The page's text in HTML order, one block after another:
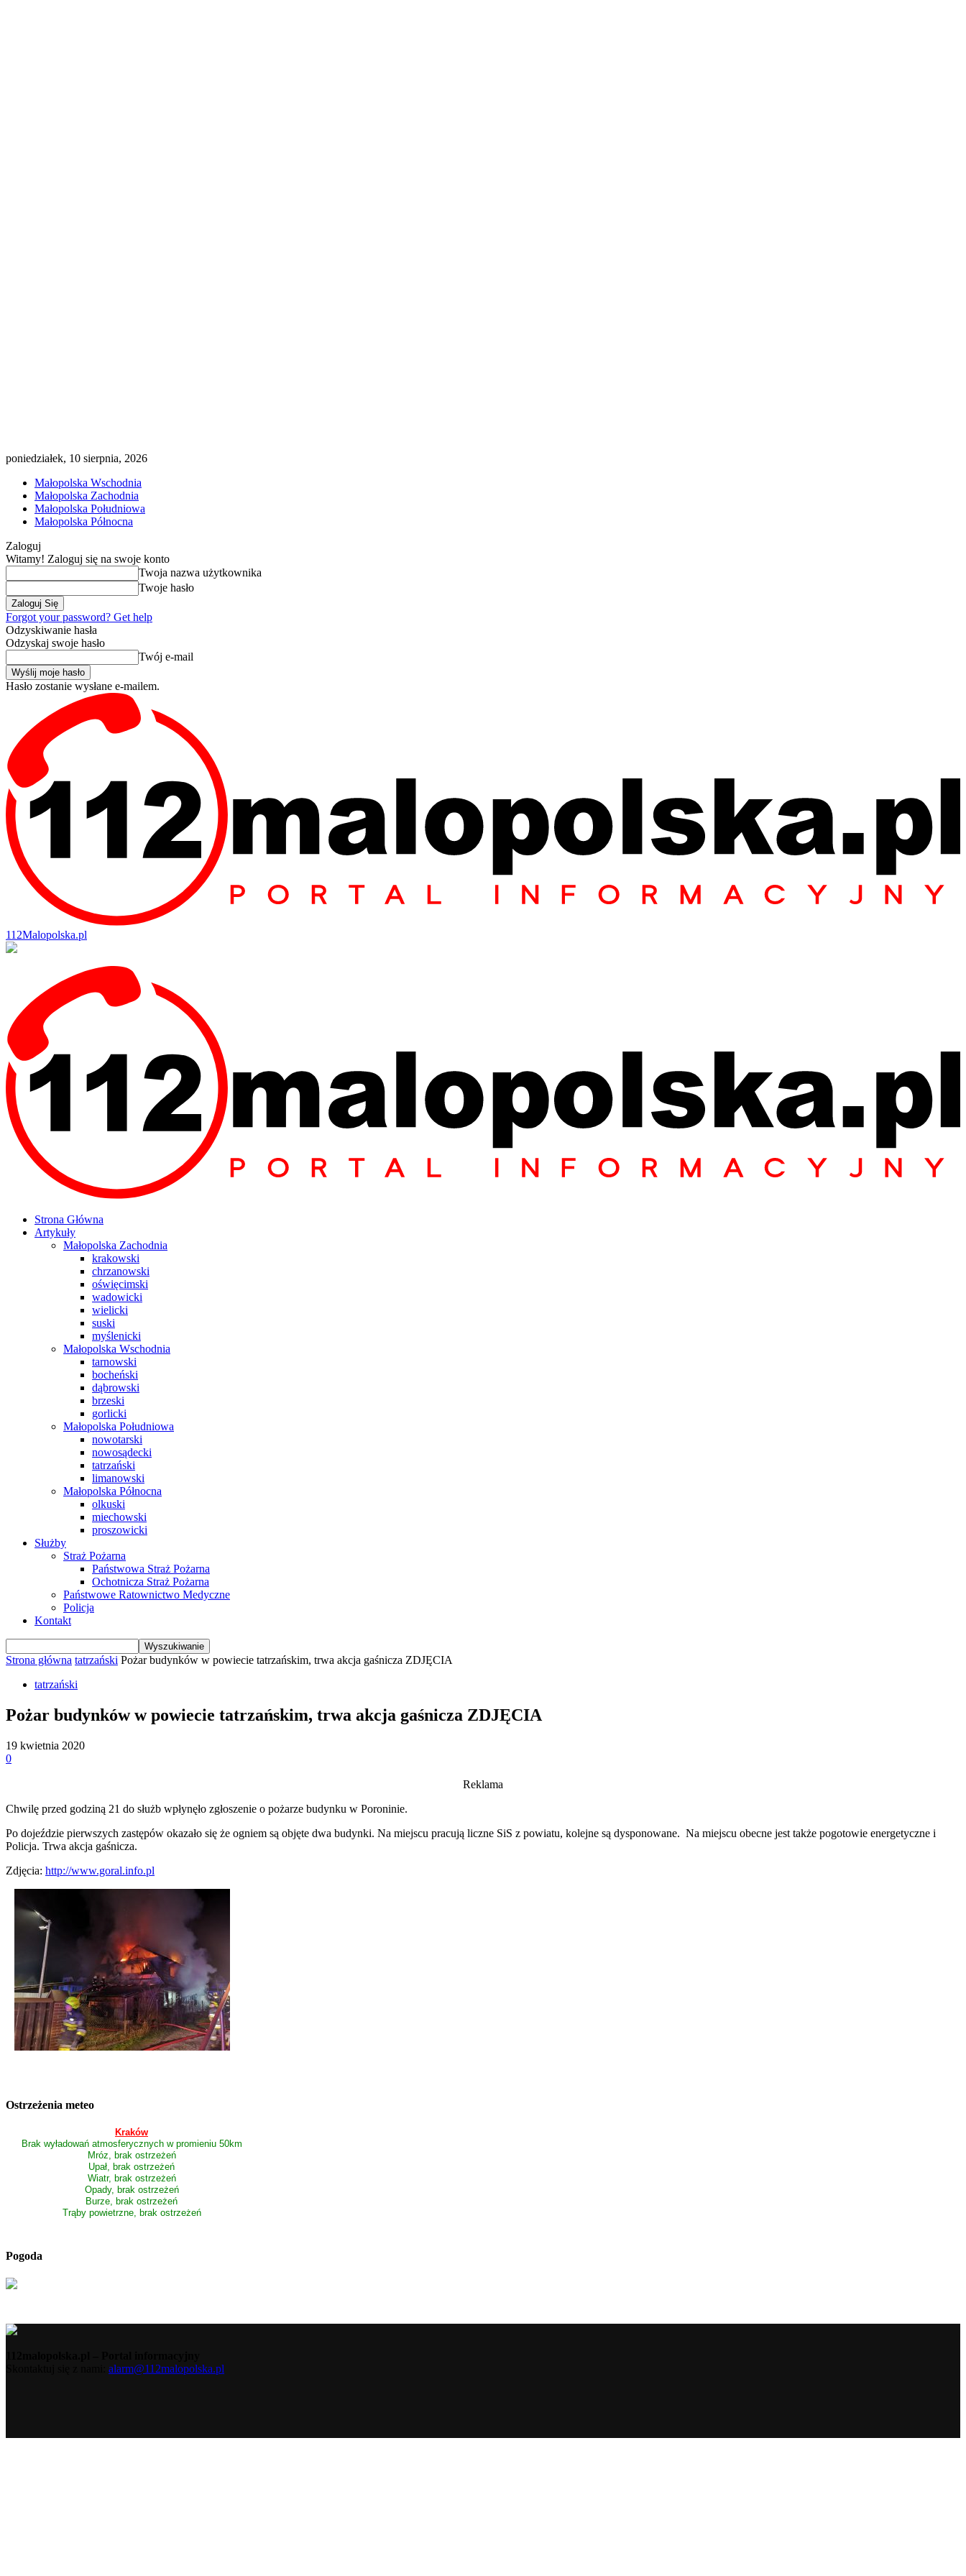
poniedziałek, 10 sierpnia, 2026
Małopolska Wschodnia
Małopolska Zachodnia
Małopolska Południowa
Małopolska Północna
Zaloguj
Witamy! Zaloguj się na swoje konto
Twoja nazwa użytkownika
Twoje hasło
Forgot your password? Get help
Odzyskiwanie hasła
Odzyskaj swoje hasło
Twój e-mail
Hasło zostanie wysłane e-mailem.
112Malopolska.pl
Strona Główna
Artykuły
Małopolska Zachodnia
krakowski
chrzanowski
oświęcimski
wadowicki
wielicki
suski
myślenicki
Małopolska Wschodnia
tarnowski
bocheński
dąbrowski
brzeski
gorlicki
Małopolska Południowa
nowotarski
nowosądecki
tatrzański
limanowski
Małopolska Północna
olkuski
miechowski
proszowicki
Służby
Straż Pożarna
Państwowa Straż Pożarna
Ochotnicza Straż Pożarna
Państwowe Ratownictwo Medyczne
Policja
Kontakt
Strona główna tatrzański Pożar budynków w powiecie tatrzańskim, trwa akcja gaśnicza ZDJĘCIA
tatrzański
Pożar budynków w powiecie tatrzańskim, trwa akcja gaśnicza ZDJĘCIA
19 kwietnia 2020
0
Reklama
Chwilę przed godziną 21 do służb wpłynęło zgłoszenie o pożarze budynku w Poroninie.
Po dojeździe pierwszych zastępów okazało się że ogniem są objęte dwa budynki. Na miejscu pracują liczne SiS z powiatu, kolejne są dysponowane. Na miejscu obecne jest także pogotowie energetyczne i
Policja. Trwa akcja gaśnicza.
Zdjęcia: http://www.goral.info.pl
Ostrzeżenia meteo
Kraków
Brak wyładowań atmosferycznych w promieniu 50km
Mróz, brak ostrzeżeń
Upał, brak ostrzeżeń
Wiatr, brak ostrzeżeń
Opady, brak ostrzeżeń
Burze, brak ostrzeżeń
Trąby powietrzne, brak ostrzeżeń
Pogoda
alarm@112malopolska.pl